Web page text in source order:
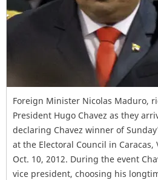
Foreign Minister Nicolas Maduro,
President Hugo Chavez as they
declaring Chavez winner of
at the Electoral Council in Caracas,
Oct. 10, 2012. During the event
vice president, choosing his